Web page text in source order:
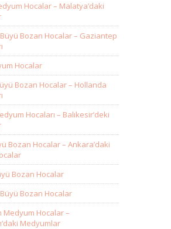
Hocalar – Malatya’daki
Bozan Hocalar – Gaziantep
Hocalar
Bozan Hocalar – Hollanda
Hocaları – Balıkesir’deki
Bozan Hocalar – Ankara’daki
Bozan Hocalar
Bozan Hocalar
Medyum Hocalar –
Medyumlar